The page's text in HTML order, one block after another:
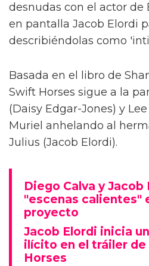
desnudas con el actor de
en pantalla Jacob Elordi
describiéndolas como
Basada en el libro de
Swift Horses sigue a la
(Daisy Edgar-Jones) y
Muriel anhelando al
Julius (Jacob Elordi).
Diego Calva y
"escenas calientes"
proyecto
Jacob Elordi inicia
ilícito en el tráiler de
Horses